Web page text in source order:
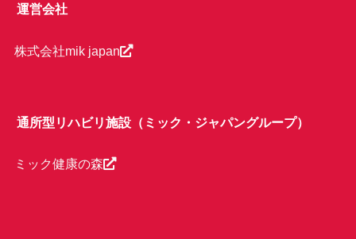
運営会社
株式会社mik japan
通所型リハビリ施設（ミック・ジャパングループ）
ミック健康の森